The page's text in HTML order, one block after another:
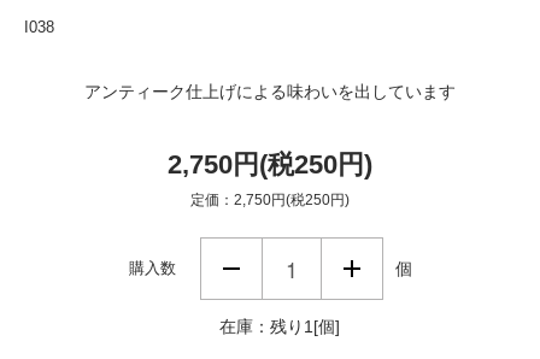
I038
アンティーク仕上げによる味わいを出しています
2,750円(税250円)
定価：2,750円(税250円)
購入数 個
在庫：残り1[個]